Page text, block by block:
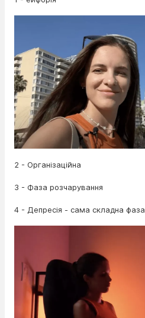
2 - Організаційна
3 - Фаза розчарування
4 - Депресія - сама складна фаза